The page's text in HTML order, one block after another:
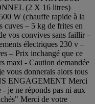
(2 X 16 litres)
W (chauffe rapide à la
cuves – 5 kg de frites en
vos convives sans faillir –
électriques 230 v –
– Prix inchangé que ce
maxi - Caution demandée
vous donnerais alors tous
ENGAGEMENT Merci
je ne réponds pas ni aux
Merci de votre